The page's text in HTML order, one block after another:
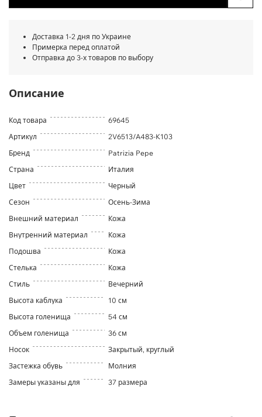
Доставка 1-2 дня по Украине
Примерка перед оплатой
Отправка до 3-х товаров по выбору
Описание
Код товара
69645
Артикул
2V6513/A483-K103
Бренд
Patrizia Pepe
Страна
Италия
Цвет
Черный
Сезон
Осень-Зима
Внешний материал
Кожа
Внутренний материал
Кожа
Подошва
Кожа
Стелька
Кожа
Стиль
Вечерний
Высота каблука
10 см
Высота голенища
54 см
Объем голенища
36 см
Носок
Закрытый, круглый
Застежка обувь
Молния
Замеры указаны для
37 размера